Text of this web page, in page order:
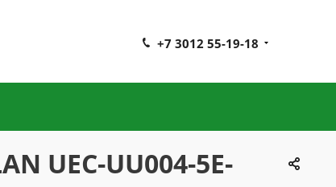
+7 3012 55-19-18
UEC-UU004-5E-